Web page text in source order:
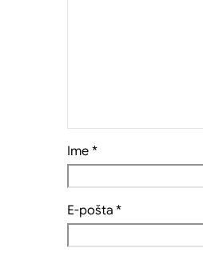
Ime *
E-pošta*